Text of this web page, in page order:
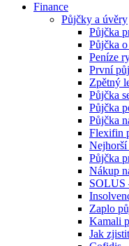
Finance
Půjčky a úvěry
Půjčka
Půjčka
Peníze
První
Zpětný
Půjčka
Půjčka
Půjčka
Flexifin
Půjčka
Nákup
SOLUS
Zaplo
Kamali
Jak